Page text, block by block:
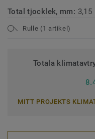
Total tjocklek, mm: 3,15
Rulle (1 artikel)
Totala
MITT PROJEKTS